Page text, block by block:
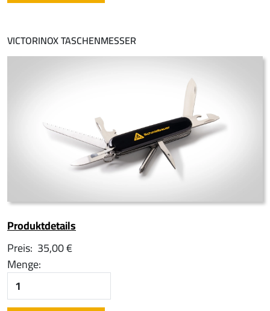
VICTORINOX TASCHENMESSER
Produktdetails
Preis: 35,00 €
Menge: